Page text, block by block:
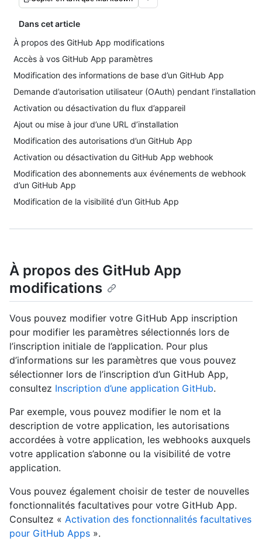
Dans cet article
À propos des GitHub App modifications
Accès à vos GitHub App paramètres
Modification des informations de base d’un GitHub App
Demande d’autorisation utilisateur (OAuth) pendant l’installation
Activation ou désactivation du flux d’appareil
Ajout ou mise à jour d’une URL d’installation
Modification des autorisations d’un GitHub App
Activation ou désactivation du GitHub App webhook
Modification des abonnements aux événements de webhook
d’un GitHub App
Modification de la visibilité d’un GitHub App
À propos des GitHub App
modifications
Vous pouvez modifier votre GitHub App inscription
pour modifier les paramètres sélectionnés lors de
l’inscription initiale de l’application. Pour plus
d’informations sur les paramètres que vous pouvez
sélectionner lors de l’inscription d’un GitHub App,
consultez Inscription d’une application GitHub.
Par exemple, vous pouvez modifier le nom et la
description de votre application, les autorisations
accordées à votre application, les webhooks auxquels
votre application s’abonne ou la visibilité de votre
application.
Vous pouvez également choisir de tester de nouvelles
fonctionnalités facultatives pour votre GitHub App.
Consultez « Activation des fonctionnalités facultatives
pour GitHub Apps ».